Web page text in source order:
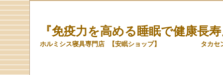
『免疫力を高める睡眠で健康長
ホルミシス寝具専門店 【安眠ショップ】 タカセン